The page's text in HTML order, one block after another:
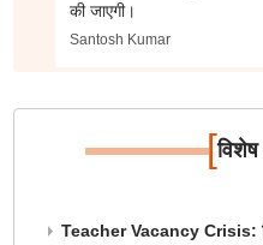
की जाएगी।
Santosh Kumar
[विशेष
Teacher Vacancy Crisis: